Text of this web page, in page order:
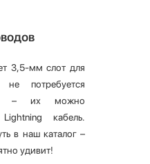
3,5-мм слот для
не потребуется
– их можно
кабель.
в наш каталог –
удивит!